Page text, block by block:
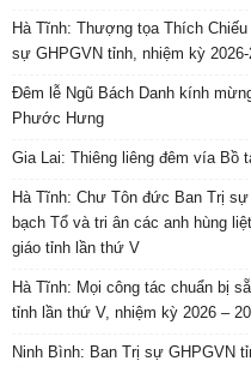
Hà Tĩnh: Thượng tọa Thích
sự GHPGVN tỉnh, nhiệm kỳ 2026-
Đêm lễ Ngũ Bách Danh kính
Phước Hưng
Gia Lai: Thiêng liêng đêm vía Bồ
Hà Tĩnh: Chư Tôn đức Ban Trị
bạch Tổ và tri ân các anh hùng
giáo tỉnh lần thứ V
Hà Tĩnh: Mọi công tác chuẩn bị
tỉnh lần thứ V, nhiệm kỳ 2026 –
Ninh Bình: Ban Trị sự GHPGVN